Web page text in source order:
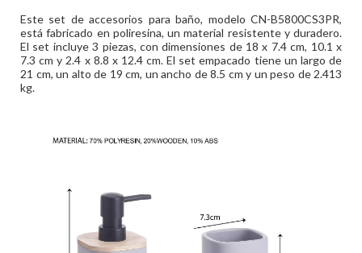
Este set de accesorios para baño, modelo CN-B5800CS3PR,
está fabricado en poliresina, un material resistente y duradero.
El set incluye 3 piezas, con dimensiones de 18 x 7.4 cm, 10.1 x
7.3 cm y 2.4 x 8.8 x 12.4 cm. El set empacado tiene un largo de
21 cm, un alto de 19 cm, un ancho de 8.5 cm y un peso de 2.413
kg.